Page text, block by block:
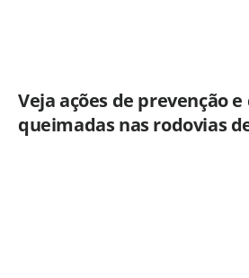
Veja ações de prevenção
queimadas nas rodovias